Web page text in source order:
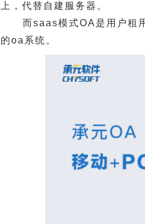
上，代替自建服务器。
而saas模式OA是用户租
的oa系统。